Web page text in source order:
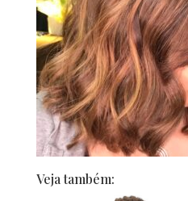
Veja também: